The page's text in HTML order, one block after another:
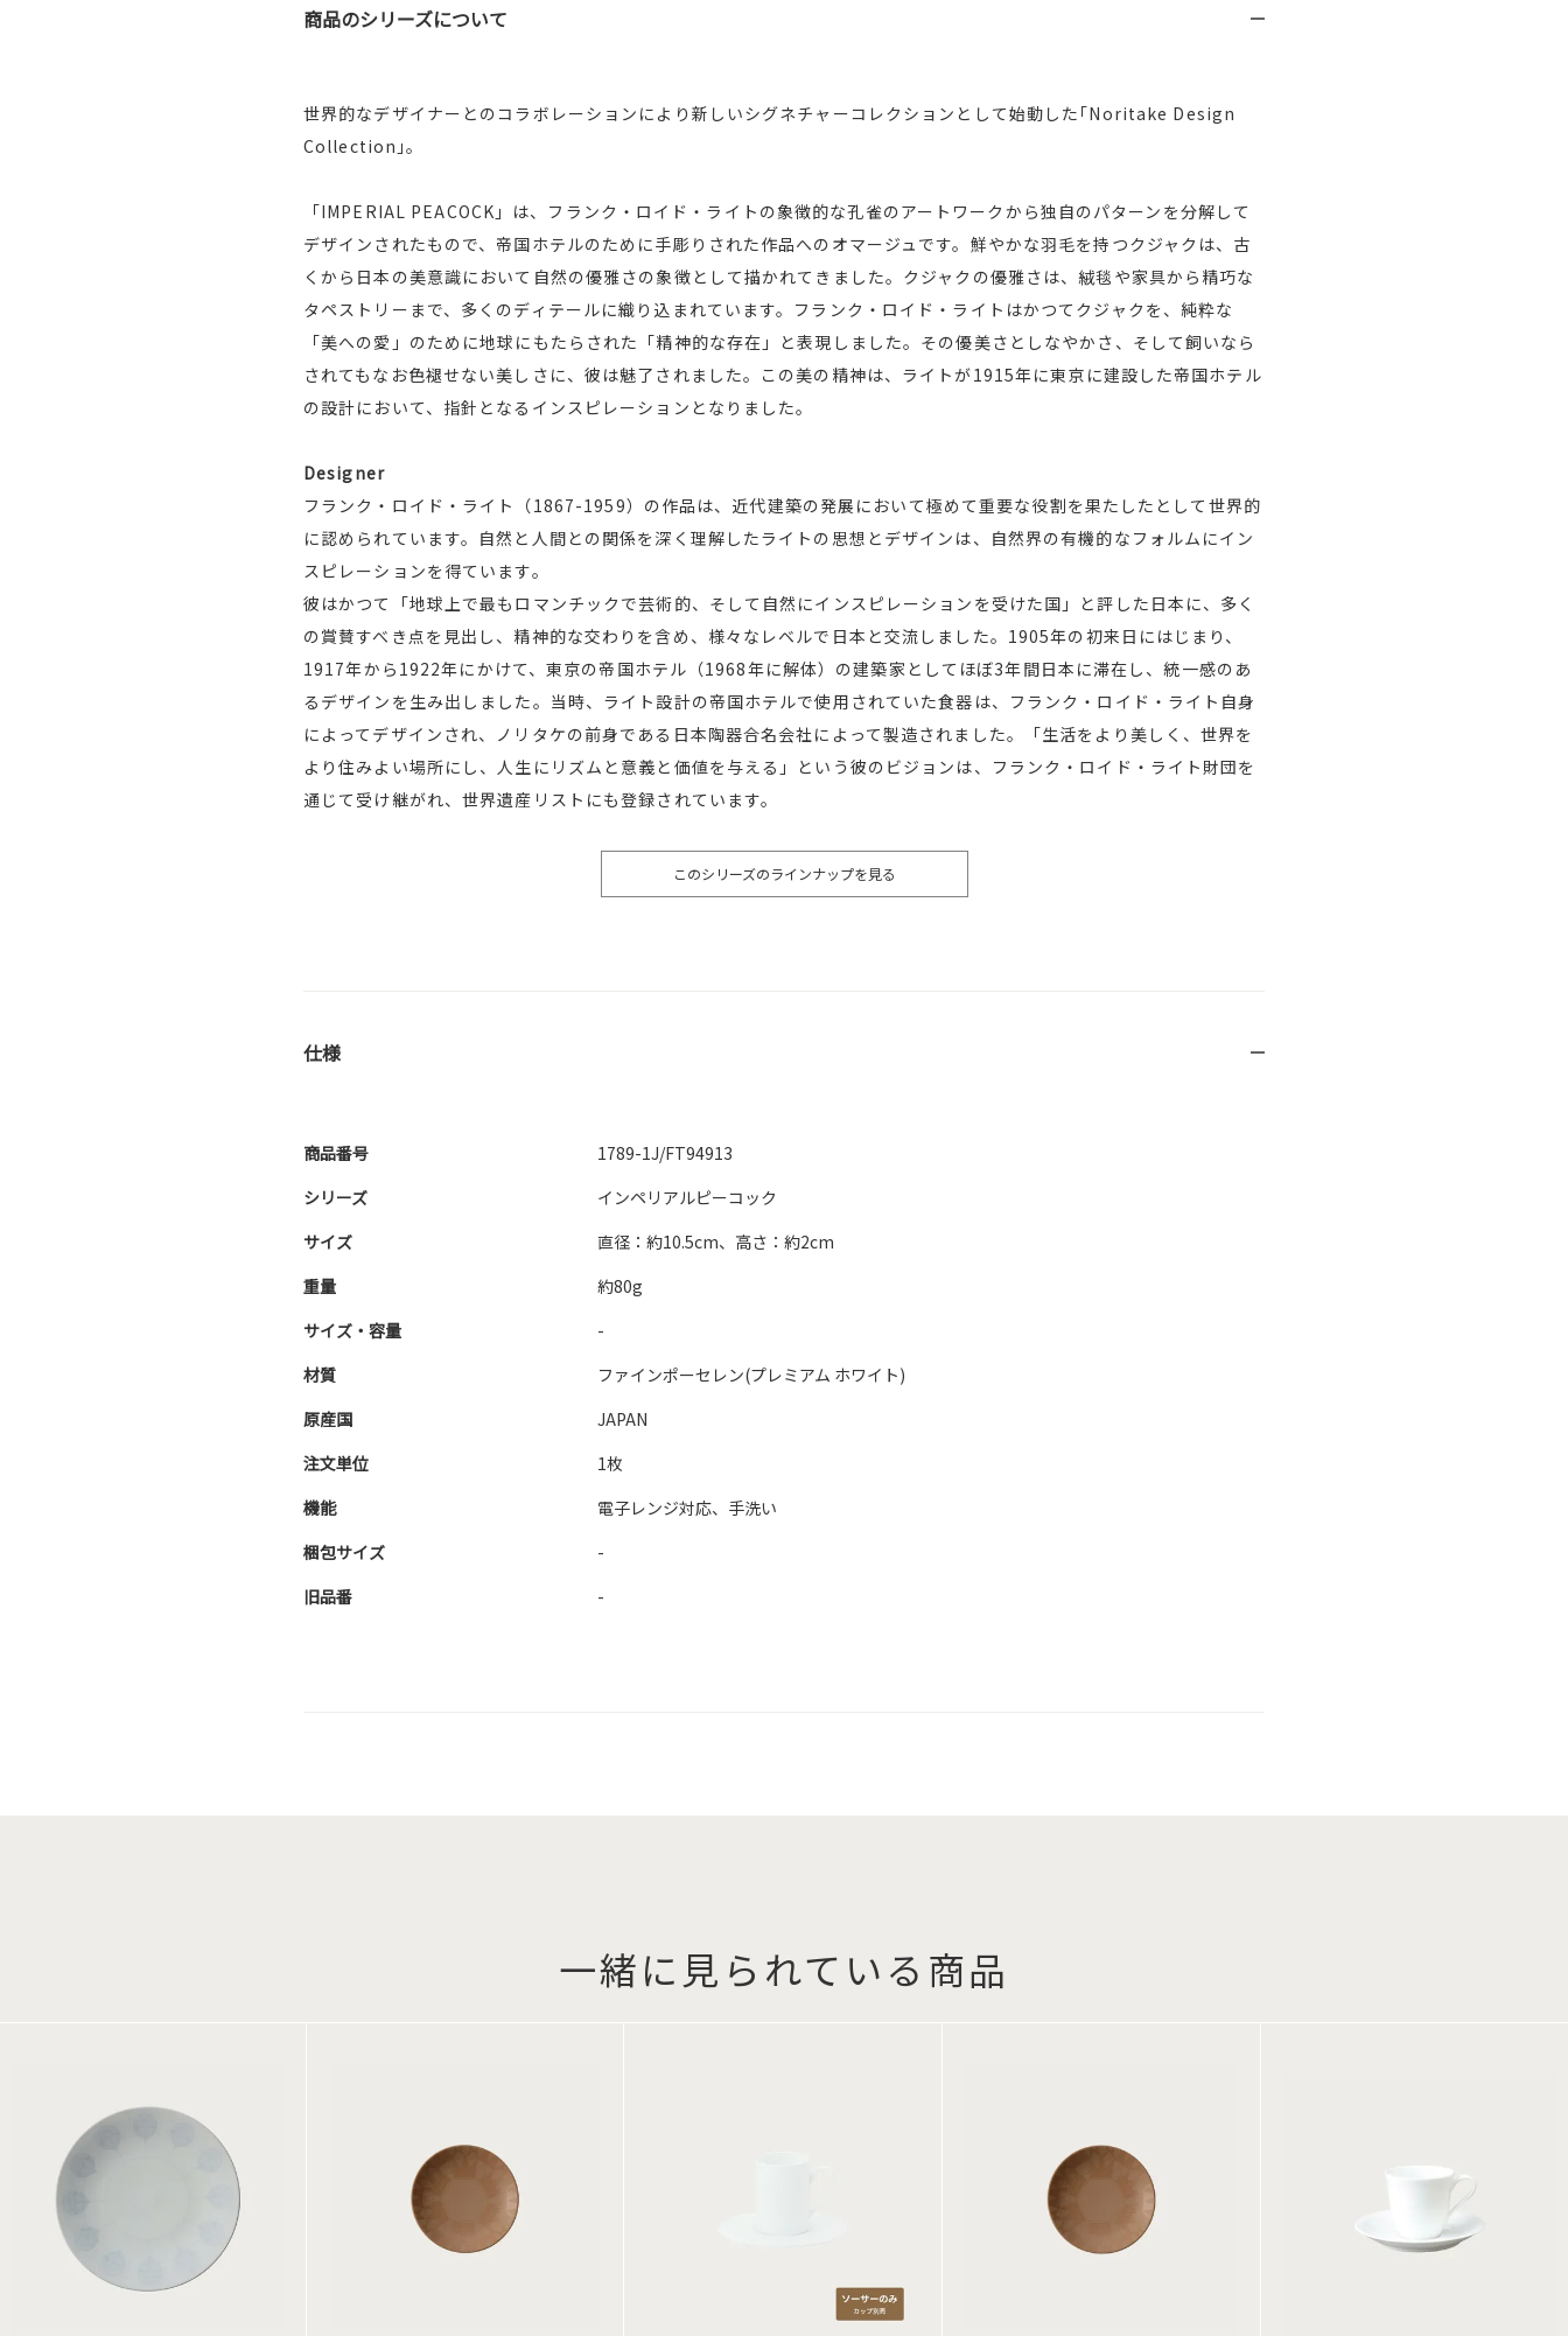
商品のシリーズについて
世界的なデザイナーとのコラボレーションにより新しいシグネチャーコレクションとして始動した｢Noritake Design
Collection｣。
「IMPERIAL PEACOCK」は、フランク・ロイド・ライトの象徴的な孔雀のアートワークから独自のパターンを分解して
デザインされたもので、帝国ホテルのために手彫りされた作品へのオマージュです。鮮やかな羽毛を持つクジャクは、古
くから日本の美意識において自然の優雅さの象徴として描かれてきました。クジャクの優雅さは、絨毯や家具から精巧な
タペストリーまで、多くのディテールに織り込まれています。フランク・ロイド・ライトはかつてクジャクを、純粋な
「美への愛」のために地球にもたらされた「精神的な存在」と表現しました。その優美さとしなやかさ、そして飼いなら
されてもなお色褪せない美しさに、彼は魅了されました。この美の精神は、ライトが1915年に東京に建設した帝国ホテル
の設計において、指針となるインスピレーションとなりました。
Designer
フランク・ロイド・ライト（1867-1959）の作品は、近代建築の発展において極めて重要な役割を果たしたとして世界的
に認められています。自然と人間との関係を深く理解したライトの思想とデザインは、自然界の有機的なフォルムにイン
スピレーションを得ています。
彼はかつて「地球上で最もロマンチックで芸術的、そして自然にインスピレーションを受けた国」と評した日本に、多く
の賞賛すべき点を見出し、精神的な交わりを含め、様々なレベルで日本と交流しました。1905年の初来日にはじまり、
1917年から1922年にかけて、東京の帝国ホテル（1968年に解体）の建築家としてほぼ3年間日本に滞在し、統一感のあ
るデザインを生み出しました。当時、ライト設計の帝国ホテルで使用されていた食器は、フランク・ロイド・ライト自身
によってデザインされ、ノリタケの前身である日本陶器合名会社によって製造されました。「生活をより美しく、世界を
より住みよい場所にし、人生にリズムと意義と価値を与える」という彼のビジョンは、フランク・ロイド・ライト財団を
通じて受け継がれ、世界遺産リストにも登録されています。
このシリーズのラインナップを見る
仕様
商品番号
1789-1J/FT94913
シリーズ
インペリアルピーコック
サイズ
直径：約10.5cm、高さ：約2cm
重量
約80g
サイズ・容量
-
材質
ファインポーセレン(プレミアム ホワイト)
原産国
JAPAN
注文単位
1枚
機能
電子レンジ対応、手洗い
梱包サイズ
-
旧品番
-
一緒に見られている商品